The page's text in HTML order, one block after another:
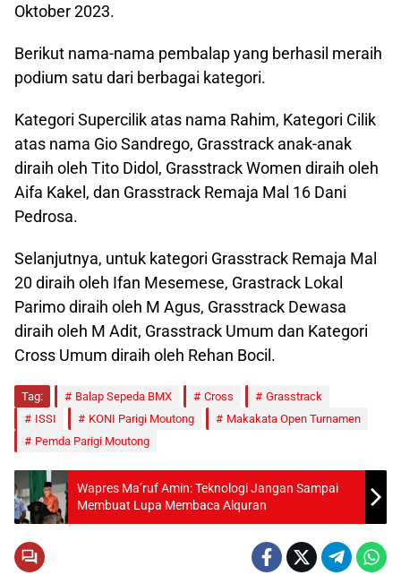
Oktober 2023.
Berikut nama-nama pembalap yang berhasil meraih
podium satu dari berbagai kategori.
Kategori Supercilik atas nama Rahim, Kategori Cilik
atas nama Gio Sandrego, Grasstrack anak-anak
diraih oleh Tito Didol, Grasstrack Women diraih oleh
Aifa Kakel, dan Grasstrack Remaja Mal 16 Dani
Pedrosa.
Selanjutnya, untuk kategori Grasstrack Remaja Mal
20 diraih oleh Ifan Mesemese, Grastrack Lokal
Parimo diraih oleh M Agus, Grasstrack Dewasa
diraih oleh M Adit, Grasstrack Umum dan Kategori
Cross Umum diraih oleh Rehan Bocil.
Tag: Balap Sepeda BMX Cross
Grasstrack
ISSI
KONI Parigi Moutong
Makakata Open Turnamen
Pemda Parigi Moutong
Wapres Ma’ruf Amin: Teknologi Jangan Sampai
Membuat Lupa Membaca Alquran